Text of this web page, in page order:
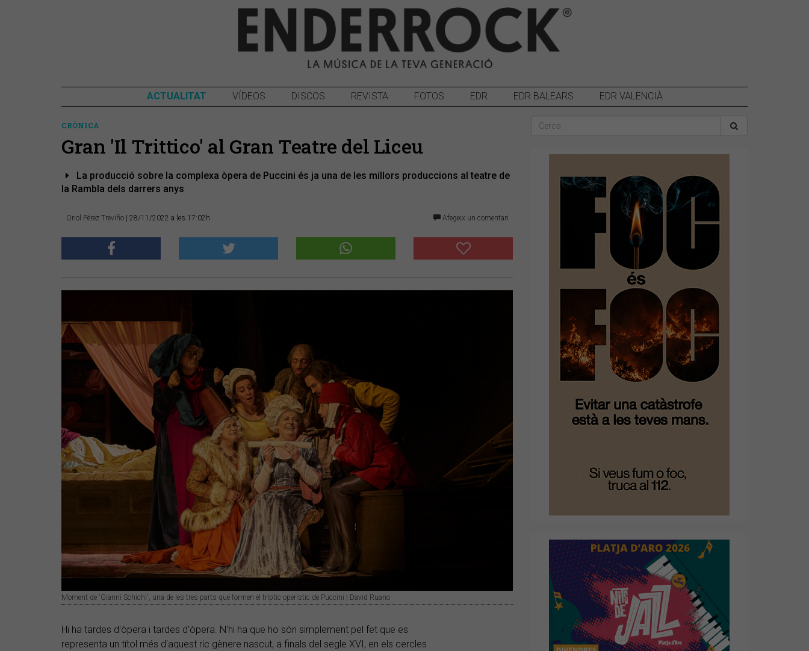
ACTUALITAT VÍDEOS DISCOS REVISTA FOTOS EDR EDR BALEARS EDR VALENCIÀ
CRÒNICA
Gran 'Il Trittico' al Gran Teatre del Liceu
La producció sobre la complexa òpera de Puccini és ja una de les millors produccions al teatre de
la Rambla dels darrers anys
Oriol Pérez Treviño | 28/11/2022 a les 17:02h Afegeix un comentari
Moment de 'Gianni Schichi', una de les tres parts que formen el tríptic operístic de Puccini | David Ruano
Hi ha tardes d'òpera i tardes d'òpera. N'hi ha que ho són simplement pel fet que es
representa un títol més d'aquest ric gènere nascut, a finals del segle XVI, en els cercles